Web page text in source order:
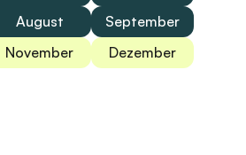
August
September
November Dezember